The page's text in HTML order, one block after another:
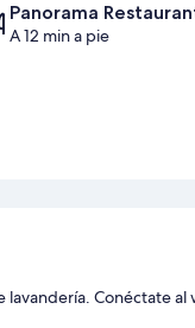
Panorama
A 12 min a pie
Conéctate